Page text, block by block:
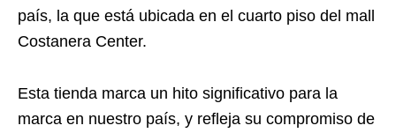
país, la que está ubicada en el cuarto piso del mall
Costanera Center.
Esta tienda marca un hito significativo para la
marca en nuestro país, y refleja su compromiso de